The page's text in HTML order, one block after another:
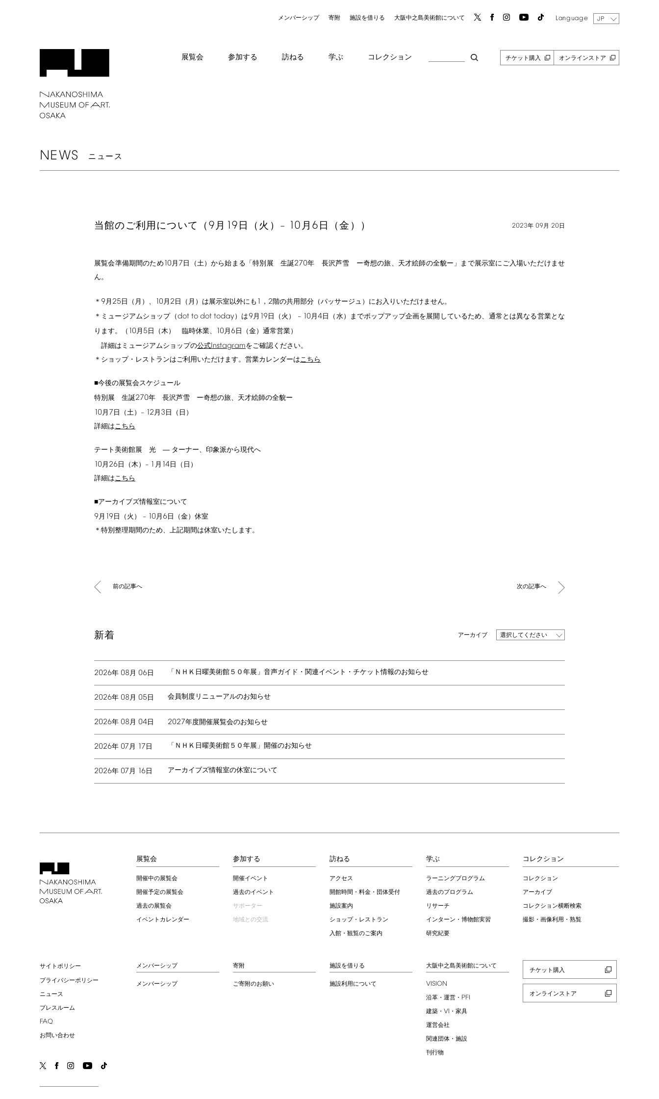
メンバーシップ 寄附 施設を借りる 大阪中之島美術館について Language JP
展覧会 参加する 訪ねる 学ぶ コレクション チケット購入 オンラインストア
NEWS ニュース
当館のご利用について（ 9月 19 日（火）– 10 月 6 日（金）） 2023年 09 月 20 日
展覧会準備期間のため10月 7 日（土）から始まる「特別展 生誕270年 長沢芦雪 ー奇想の旅、天才絵師の全貌ー」まで展示室にご入場いただけませ
ん。
＊ 9月 25 日（月）、 10月 2 日（月）は展示室以外にも 1 ， 2階の共用部分（パッサージュ）にお入りいただけません。
＊ミュージアムショップ（dot to dot today）は9月 19日（火） – 10月4日（水）までポップアップ企画を展開しているため、通常とは異なる営業とな
ります。（ 10月 5 日（木） 臨時休業、 10月 6日（金）通常営業）
詳細はミュージアムショップの公式Instagramをご確認ください。
＊ショップ・レストランはご利用いただけます。営業カレンダーはこちら
■今後の展覧会スケジュール
特別展 生誕270年 長沢芦雪 ー奇想の旅、天才絵師の全貌ー
10月 7 日（土）– 12月 3 日（日）
詳細はこちら
テート美術館展 光 ― ターナー、印象派から現代へ
10月 26日（木）– 1 月 14日（日）
詳細はこちら
■アーカイブズ情報室について
9月 19日（火） – 10月 6日（金）休室
＊特別整理期間のため、上記期間は休室いたします。
前の記事へ 次の記事へ
新着 選択してください
2026年 08月 06日 「ＮＨＫ日曜美術館５０年展」音声ガイド・関連イベント・チケット情報のお知らせ
2026年 08月 05 日 会員制度リニューアルのお知らせ
2026年 08月 04日 2027年度開催展覧会のお知らせ
2026年 07月 17 日 「ＮＨＫ日曜美術館５０年展」開催のお知らせ
2026年 07月 16日 アーカイブズ情報室の休室について
展覧会
開催中の展覧会
開催予定の展覧会
過去の展覧会
イベントカレンダー
参加する
開催イベント
過去のイベント
サポーター
地域との交流
訪ねる
アクセス
開館時間・料金・団体受付
施設案内
ショップ・レストラン
入館・観覧のご案内
学ぶ
ラーニングプログラム
過去のプログラム
リサーチ
インターン・博物館実習
研究紀要
コレクション
コレクション
アーカイブ
コレクション横断検索
撮影・画像利用・熟覧
サイトポリシー
プライバシーポリシー
ニュース
プレスルーム
FAQ
お問い合わせ
メンバーシップ
メンバーシップ
寄附
ご寄附のお願い
施設を借りる
施設利用について
大阪中之島美術館について
VISION
沿革・運営・ PFI
建築・ VI ・家具
運営会社
関連団体・施設
刊行物
チケット購入
オンラインストア